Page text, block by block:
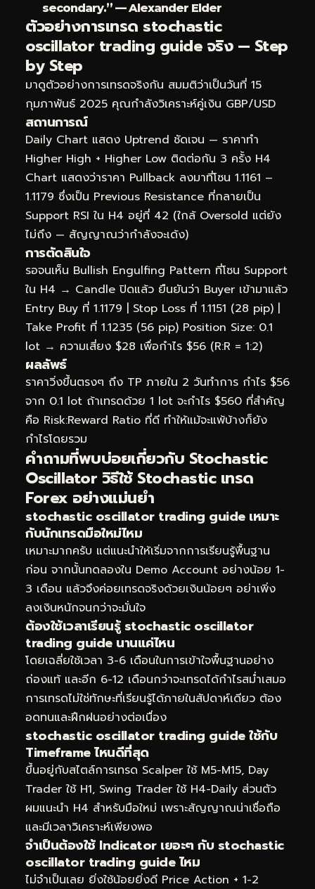
secondary.” — Alexander Elder
ตัวอย่างการเทรด stochastic
oscillator trading guide จริง — Step
by Step
มาดูตัวอย่างการเทรดจริงกัน สมมติว่าเป็นวันที่ 15
กุมภาพันธ์ 2025 คุณกำลังวิเคราะห์คู่เงิน GBP/USD
สถานการณ์
Daily Chart แสดง Uptrend ชัดเจน — ราคาทำ
Higher High + Higher Low ติดต่อกัน 3 ครั้ง H4
Chart แสดงว่าราคา Pullback ลงมาที่โซน 1.1161 –
1.1179 ซึ่งเป็น Previous Resistance ที่กลายเป็น
Support RSI ใน H4 อยู่ที่ 42 (ใกล้ Oversold แต่ยัง
ไม่ถึง — สัญญาณว่ากำลังจะเด้ง)
การตัดสินใจ
รอจนเห็น Bullish Engulfing Pattern ที่โซน Support
ใน H4 → Candle ปิดแล้ว ยืนยันว่า Buyer เข้ามาแล้ว
Entry Buy ที่ 1.1179 | Stop Loss ที่ 1.1151 (28 pip) |
Take Profit ที่ 1.1235 (56 pip) Position Size: 0.1
lot → ความเสี่ยง $28 เพื่อกำไร $56 (R:R = 1:2)
ผลลัพธ์
ราคาวิ่งขึ้นตรงๆ ถึง TP ภายใน 2 วันทำการ กำไร $56
จาก 0.1 lot ถ้าเทรดด้วย 1 lot จะกำไร $560 ที่สำคัญ
คือ Risk:Reward Ratio ที่ดี ทำให้แม้จะแพ้บ้างก็ยัง
กำไรโดยรวม
คำถามที่พบบ่อยเกี่ยวกับ Stochastic
Oscillator วิธีใช้ Stochastic เทรด
Forex อย่างแม่นยำ
stochastic oscillator trading guide เหมาะ
กับนักเทรดมือใหม่ไหม
เหมาะมากครับ แต่แนะนำให้เริ่มจากการเรียนรู้พื้นฐาน
ก่อน จากนั้นทดลองใน Demo Account อย่างน้อย 1-
3 เดือน แล้วจึงค่อยเทรดจริงด้วยเงินน้อยๆ อย่าเพิ่ง
ลงเงินหนักจนกว่าจะมั่นใจ
ต้องใช้เวลาเรียนรู้ stochastic oscillator
trading guide นานแค่ไหน
โดยเฉลี่ยใช้เวลา 3-6 เดือนในการเข้าใจพื้นฐานอย่าง
ถ่องแท้ และอีก 6-12 เดือนกว่าจะเทรดได้กำไรสม่ำเสมอ
การเทรดไม่ใช่ทักษะที่เรียนรู้ได้ภายในสัปดาห์เดียว ต้อง
อดทนและฝึกฝนอย่างต่อเนื่อง
stochastic oscillator trading guide ใช้กับ
Timeframe ไหนดีที่สุด
ขึ้นอยู่กับสไตล์การเทรด Scalper ใช้ M5-M15, Day
Trader ใช้ H1, Swing Trader ใช้ H4-Daily ส่วนตัว
ผมแนะนำ H4 สำหรับมือใหม่ เพราะสัญญาณน่าเชื่อถือ
และมีเวลาวิเคราะห์เพียงพอ
จำเป็นต้องใช้ Indicator เยอะๆ กับ stochastic
oscillator trading guide ไหม
ไม่จำเป็นเลย ยิ่งใช้น้อยยิ่งดี Price Action + 1-2